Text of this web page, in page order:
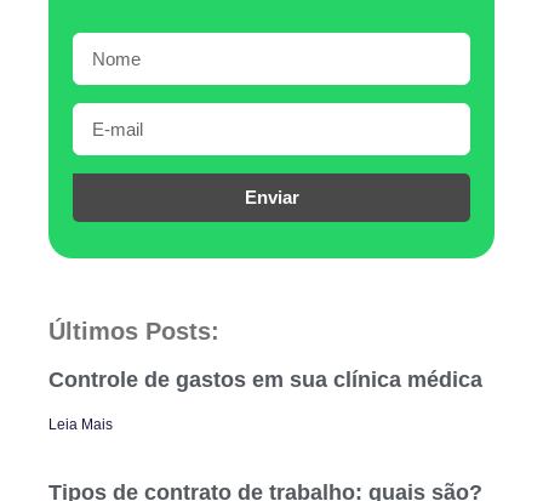
Enviar
Últimos Posts:
Controle de gastos em sua clínica médica
Leia Mais
Tipos de contrato de trabalho: quais são?